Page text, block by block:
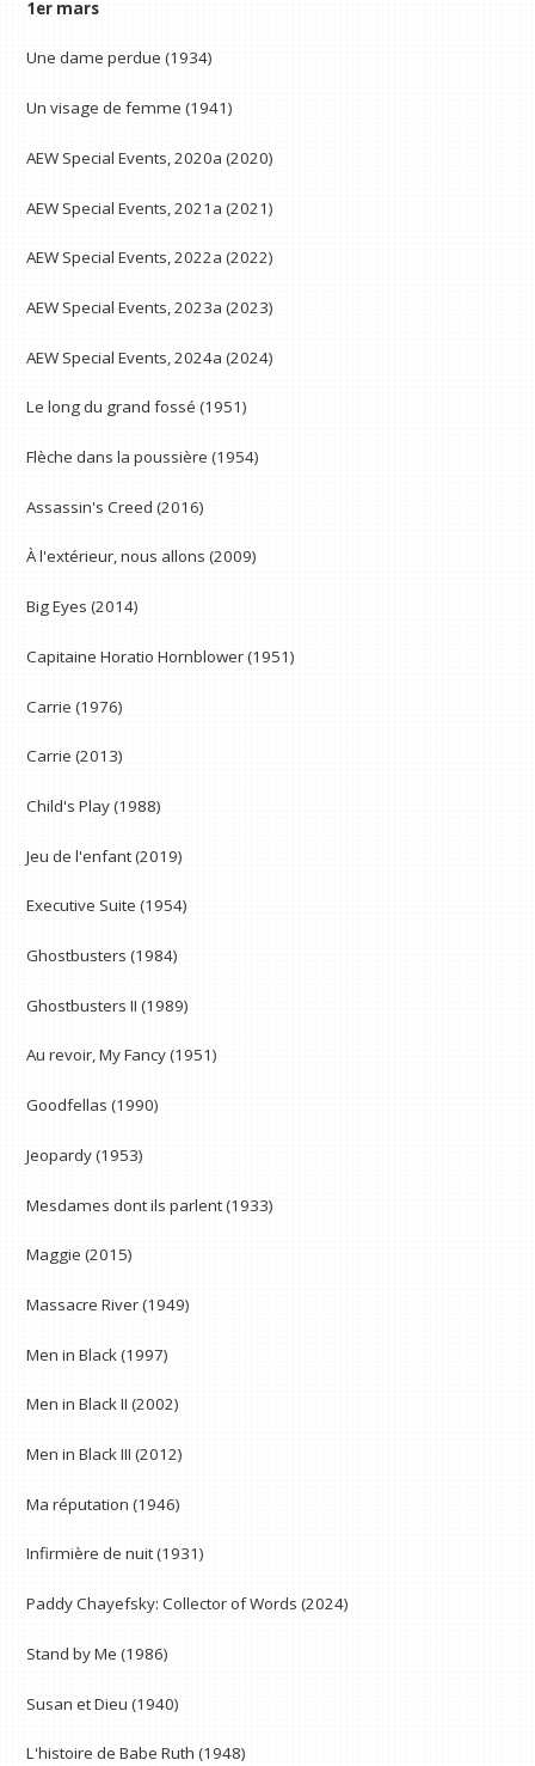
1er mars
Une dame perdue (1934)
Un visage de femme (1941)
AEW Special Events, 2020a (2020)
AEW Special Events, 2021a (2021)
AEW Special Events, 2022a (2022)
AEW Special Events, 2023a (2023)
AEW Special Events, 2024a (2024)
Le long du grand fossé (1951)
Flèche dans la poussière (1954)
Assassin's Creed (2016)
À l'extérieur, nous allons (2009)
Big Eyes (2014)
Capitaine Horatio Hornblower (1951)
Carrie (1976)
Carrie (2013)
Child's Play (1988)
Jeu de l'enfant (2019)
Executive Suite (1954)
Ghostbusters (1984)
Ghostbusters II (1989)
Au revoir, My Fancy (1951)
Goodfellas (1990)
Jeopardy (1953)
Mesdames dont ils parlent (1933)
Maggie (2015)
Massacre River (1949)
Men in Black (1997)
Men in Black II (2002)
Men in Black III (2012)
Ma réputation (1946)
Infirmière de nuit (1931)
Paddy Chayefsky: Collector of Words (2024)
Stand by Me (1986)
Susan et Dieu (1940)
L'histoire de Babe Ruth (1948)